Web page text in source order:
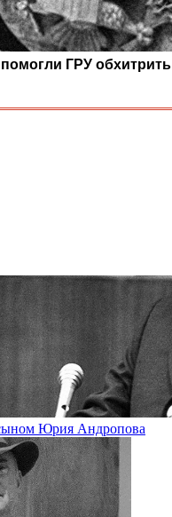
ГРУ обхитрить
Юрия Андропова